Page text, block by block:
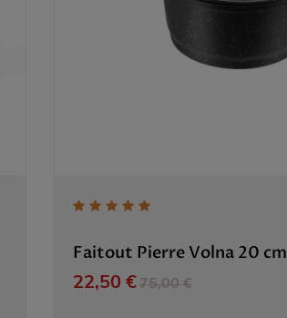
Faitout Pierre Volna 20 cm
Prix
22,50 € Prix de base
75,00 €